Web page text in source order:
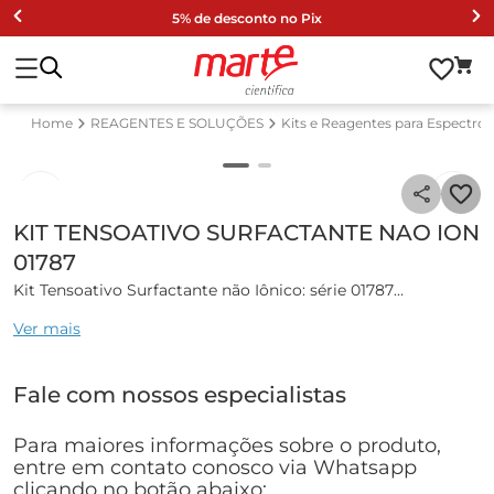
5% de desconto no Pix
REAGENTES E SOLUÇÕES Kits e Reagentes para
KIT TENSOATIVO SURFACTANTE NAO ION
01787
Kit Tensoativo Surfactante não Iônico: série 01787
Kit de teste de surfactantes (TENSOATIVO) não iônico.
• Volume: 4ml
• Método: TBPE
• Tipo: KT
Ver mais
Fale com nossos especialistas
Para maiores informações sobre o produto,
entre em contato conosco via Whatsapp